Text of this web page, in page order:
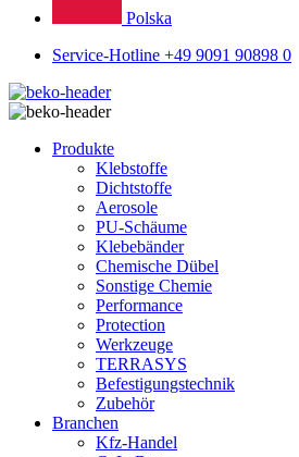
Polska
Service-Hotline +49 9091 90898 0
Produkte
Klebstoffe
Dichtstoffe
Aerosole
PU-Schäume
Klebebänder
Chemische Dübel
Sonstige Chemie
Performance
Protection
Werkzeuge
TERRASYS
Befestigungstechnik
Zubehör
Branchen
Kfz-Handel